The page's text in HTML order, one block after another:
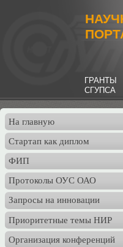
ГРАНТЫ
СГУПСА
На главную
Стартап как диплом
ФИП
Протоколы ОУС ОАО
Запросы на инновации
Приоритетные темы НИР
Организация конференций